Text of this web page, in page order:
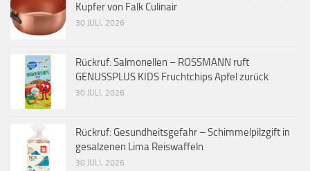
Kupfer von Falk Culinair
30 JULI, 2026
Rückruf: Salmonellen – ROSSMANN ruft
GENUSSPLUS KIDS Fruchtchips Apfel zurück
30 JULI, 2026
Rückruf: Gesundheitsgefahr – Schimmelpilzgift in
gesalzenen Lima Reiswaffeln
30 JULI, 2026